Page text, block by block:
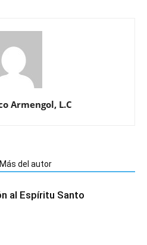
Armengol, L.C
Más del autor
al Espíritu Santo